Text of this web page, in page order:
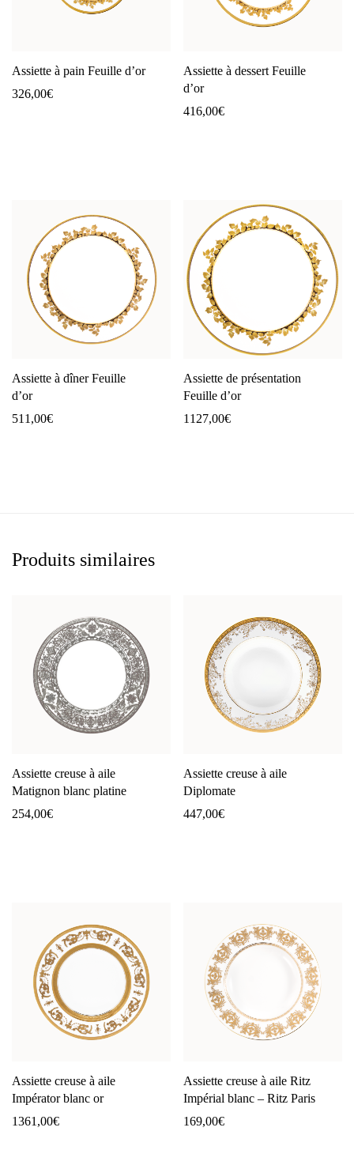
Assiette à pain Feuille d’or
326,00€
Assiette à dessert Feuille
d’or
416,00€
Assiette à dîner Feuille
d’or
511,00€
Assiette de présentation
Feuille d’or
1127,00€
Produits similaires
Assiette creuse à aile
Matignon blanc platine
254,00€
Assiette creuse à aile
Diplomate
447,00€
Assiette creuse à aile
Impérator blanc or
1361,00€
Assiette creuse à aile Ritz
Impérial blanc – Ritz Paris
169,00€